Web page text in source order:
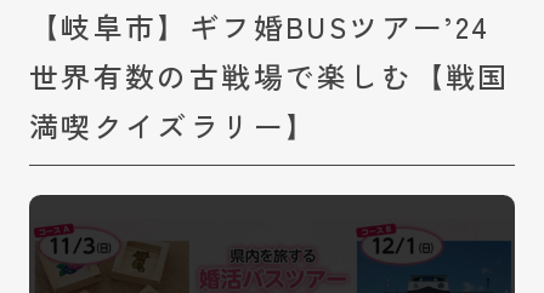
【岐阜市】ギフ婚BUSツアー’24
世界有数の古戦場で楽しむ【戦国
満喫クイズラリー】